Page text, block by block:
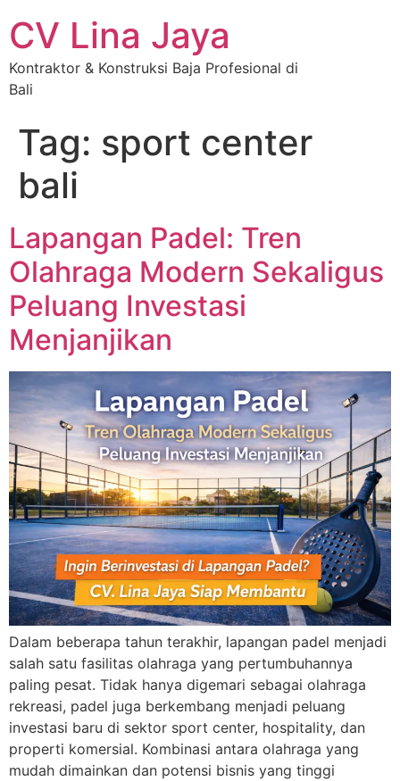
CV Lina Jaya
Kontraktor & Konstruksi Baja Profesional di
Bali
Tag: sport center
bali
Lapangan Padel: Tren
Olahraga Modern Sekaligus
Peluang Investasi
Menjanjikan
Dalam beberapa tahun terakhir, lapangan padel menjadi
salah satu fasilitas olahraga yang pertumbuhannya
paling pesat. Tidak hanya digemari sebagai olahraga
rekreasi, padel juga berkembang menjadi peluang
investasi baru di sektor sport center, hospitality, dan
properti komersial. Kombinasi antara olahraga yang
mudah dimainkan dan potensi bisnis yang tinggi